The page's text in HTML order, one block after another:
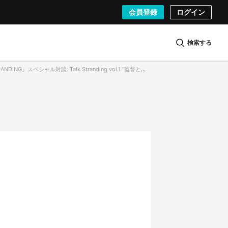
会員登録 ログイン
検索する
シャル対談: Talk Stranding vol.1 “監督と出演者” マッツ・ミケルセン